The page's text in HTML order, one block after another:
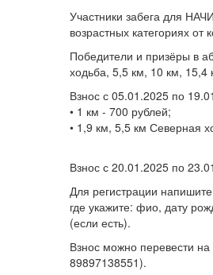
Участники забега для
возрастных категориях от
Победители и призёры в
ходьба, 5,5 км, 10 км,
Взнос с 05.01.2025 по
• 1 км - 700 рублей;
• 1,9 км, 5,5 км Северная
Взнос с 20.01.2025 по
Для регистрации
где укажите: фио, дату
(если есть).
Взнос можно перевести
89897138551).